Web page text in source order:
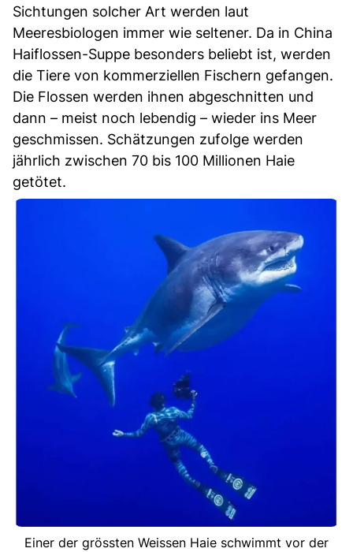
Sichtungen solcher Art werden laut
Meeresbiologen immer wie seltener. Da in China
Haiflossen-Suppe besonders beliebt ist, werden
die Tiere von kommerziellen Fischern gefangen.
Die Flossen werden ihnen abgeschnitten und
dann – meist noch lebendig – wieder ins Meer
geschmissen. Schätzungen zufolge werden
jährlich zwischen 70 bis 100 Millionen Haie
getötet.
Einer der grössten Weissen Haie schwimmt vor der